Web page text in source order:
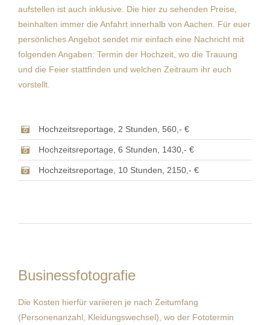
aufstellen ist auch inklusive. Die hier zu sehenden Preise,
beinhalten immer die Anfahrt innerhalb von Aachen. Für euer
persönliches Angebot sendet mir einfach eine Nachricht mit
folgenden Angaben: Termin der Hochzeit, wo die Trauung
und die Feier stattfinden und welchen Zeitraum ihr euch
vorstellt.
Hochzeitsreportage, 2 Stunden, 560,- €
Hochzeitsreportage, 6 Stunden, 1430,- €
Hochzeitsreportage, 10 Stunden, 2150,- €
Businessfotografie
Die Kosten hierfür variieren je nach Zeitumfang
(Personenanzahl, Kleidungswechsel), wo der Fototermin